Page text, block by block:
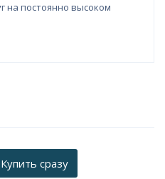
на постоянно высоком
Купить сразу